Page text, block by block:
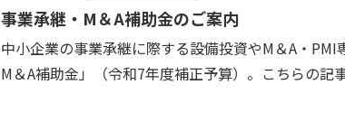
事業承継・M＆A補助金のご案内
中小企業の事業承継に際する設備投資やM＆A・
M＆A補助金」（令和7年度補正予算）。こちらの記